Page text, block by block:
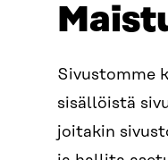
Sivustomme
sisällöistä
joitakin
ADDRESS
160,
00181
How to get
BUSINESS ID